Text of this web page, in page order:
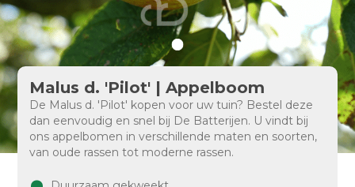
Malus d. 'Pilot' | Appelboom
De Malus d. 'Pilot' kopen voor uw tuin? Bestel deze
dan eenvoudig en snel bij De Batterijen. U vindt bij
ons appelbomen in verschillende maten en soorten,
van oude rassen tot moderne rassen.